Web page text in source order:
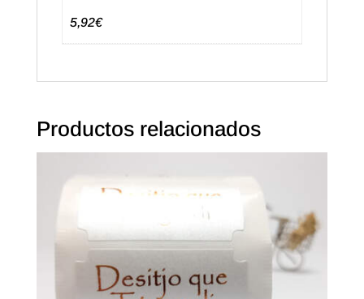
5,92€
Productos relacionados